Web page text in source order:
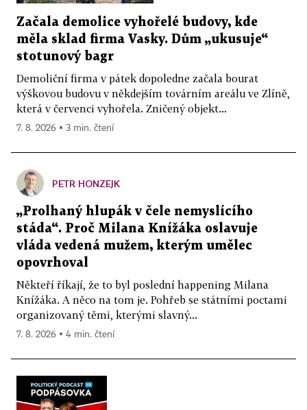
Začala demolice vyhořelé budovy, kde
měla sklad firma Vasky. Dům „ukusuje“
stotunový bagr
Demoliční firma v pátek dopoledne začala bourat
výškovou budovu v někdejším továrním areálu ve Zlíně,
která v červenci vyhořela. Zničený objekt...
7. 8. 2026 ▪ 3 min. čtení
PETR HONZEJK
„Prolhaný hlupák v čele nemyslícího
stáda“. Proč Milana Knížáka oslavuje
vláda vedená mužem, kterým umělec
opovrhoval
Někteří říkají, že to byl poslední happening Milana
Knížáka. A něco na tom je. Pohřeb se státními poctami
organizovaný těmi, kterými slavný...
7. 8. 2026 ▪ 4 min. čtení